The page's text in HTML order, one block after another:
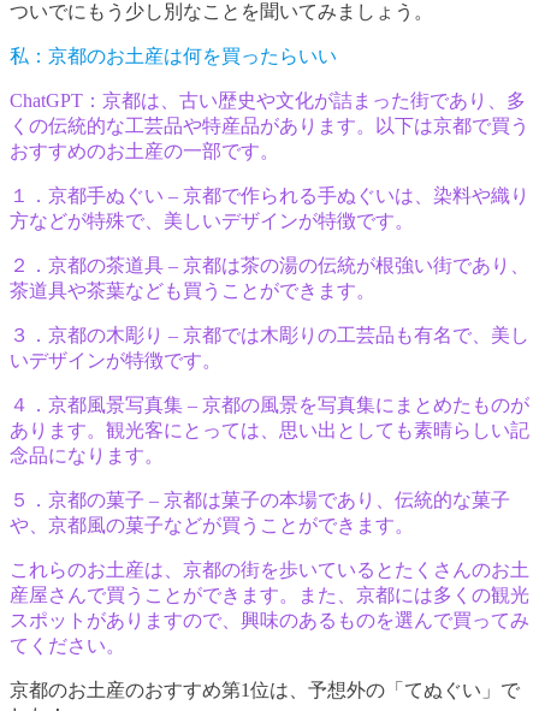
ついでにもう少し別なことを聞いてみましょう。
私：京都のお土産は何を買ったらいい
ChatGPT：京都は、古い歴史や文化が詰まった街であり、多
くの伝統的な工芸品や特産品があります。以下は京都で買う
おすすめのお土産の一部です。
１．京都手ぬぐい – 京都で作られる手ぬぐいは、染料や織り
方などが特殊で、美しいデザインが特徴です。
２．京都の茶道具 – 京都は茶の湯の伝統が根強い街であり、
茶道具や茶葉なども買うことができます。
３．京都の木彫り – 京都では木彫りの工芸品も有名で、美し
いデザインが特徴です。
４．京都風景写真集 – 京都の風景を写真集にまとめたものが
あります。観光客にとっては、思い出としても素晴らしい記
念品になります。
５．京都の菓子 – 京都は菓子の本場であり、伝統的な菓子
や、京都風の菓子などが買うことができます。
これらのお土産は、京都の街を歩いているとたくさんのお土
産屋さんで買うことができます。また、京都には多くの観光
スポットがありますので、興味のあるものを選んで買ってみ
てください。
京都のお土産のおすすめ第1位は、予想外の「てぬぐい」で